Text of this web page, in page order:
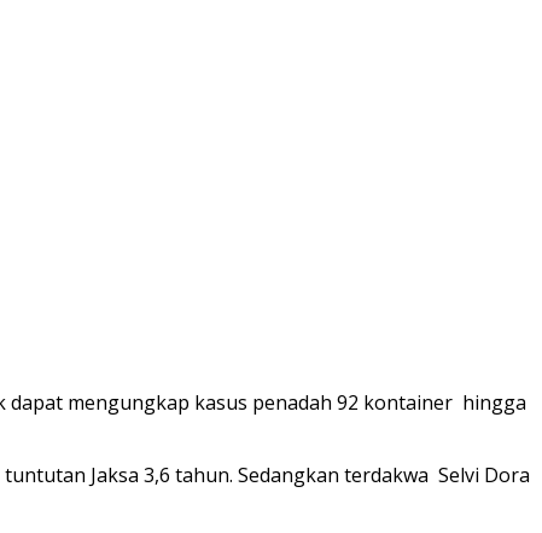
dapat mengungkap kasus penadah 92 kontainer hingga
Jaksa 3,6 tahun. Sedangkan terdakwa Selvi Dora